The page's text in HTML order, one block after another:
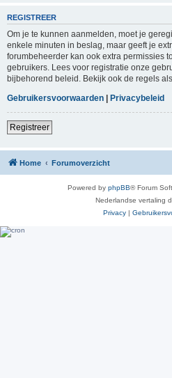
REGISTREER
Om je te kunnen aanmelden, moet je
enkele minuten in beslag, maar geeft je
forumbeheerder kan ook extra permissies
gebruikers. Lees voor registratie onze
bijbehorend beleid. Bekijk ook de regels
Gebruikersvoorwaarden | Privacybeleid
Registreer
Home Forumoverzicht
Powered by phpBB® Forum
Nederlandse vertaling
Privacy |